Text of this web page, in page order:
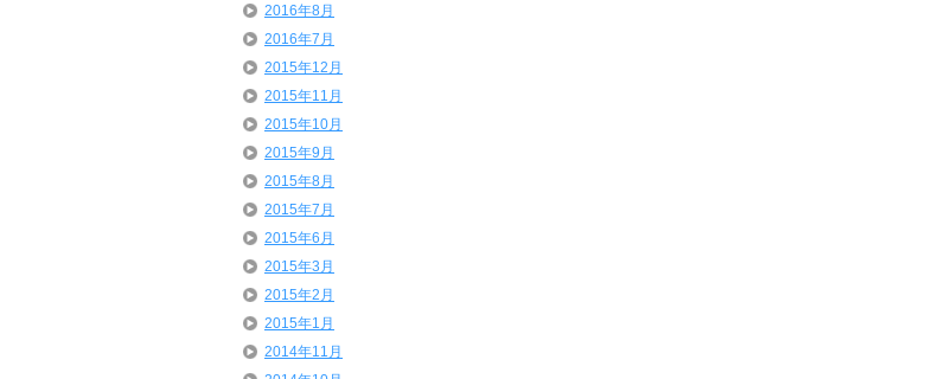
2016年8月
2016年7月
2015年12月
2015年11月
2015年10月
2015年9月
2015年8月
2015年7月
2015年6月
2015年3月
2015年2月
2015年1月
2014年11月